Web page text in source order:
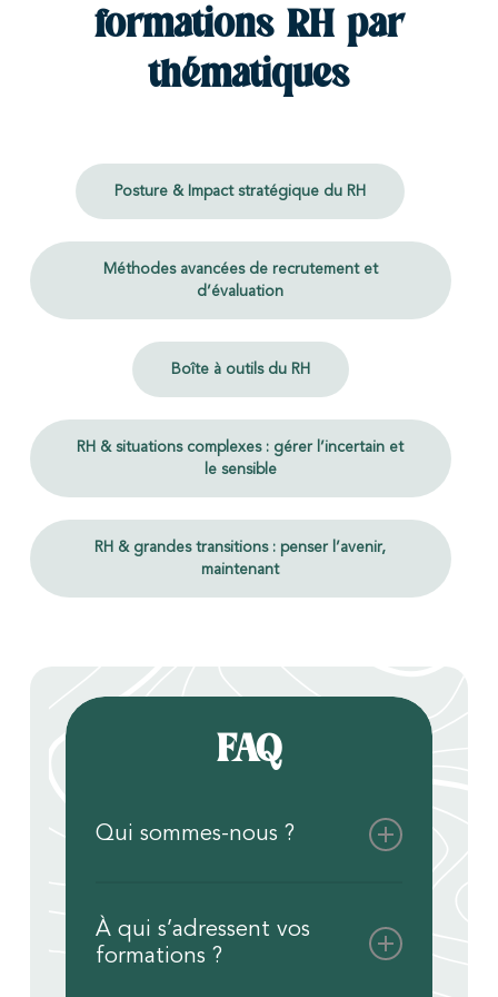
formations RH par
thématiques
Posture & Impact stratégique du RH
Méthodes avancées de recrutement et
d’évaluation
Boîte à outils du RH
RH & situations complexes : gérer l’incertain et
le sensible
RH & grandes transitions : penser l’avenir,
maintenant
FAQ
Qui sommes-nous ?
formation pour les professionnels RH
dans les Hauts-de-France. Notre
approche hybride combine les atouts
À qui s’adressent vos
formations ?